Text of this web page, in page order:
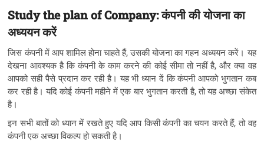
Study the plan of Company: कंपनी की योजना का
अध्ययन करें
जिस कंपनी में आप शामिल होना चाहते हैं, उसकी योजना का गहन अध्ययन करें। यह
देखना आवश्यक है कि कंपनी के काम करने की कोई सीमा तो नहीं है, और क्या वह
आपको सही पैसे प्रदान कर रही है। यह भी ध्यान दें कि कंपनी आपको भुगतान कब
कर रही है। यदि कोई कंपनी महीने में एक बार भुगतान करती है, तो यह अच्छा संकेत
है।
इन सभी बातों को ध्यान में रखते हुए यदि आप किसी कंपनी का चयन करते हैं, तो वह
कंपनी एक अच्छा विकल्प हो सकती है।